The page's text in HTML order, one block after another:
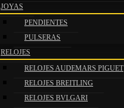
JOYAS
PENDIENTES
PULSERAS
RELOJES
RELOJES AUDEMARS PIGUET
RELOJES BREITLING
RELOJES BVLGARI